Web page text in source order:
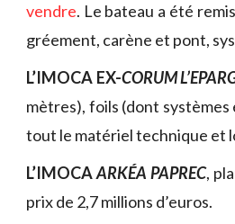
vendre. Le bateau a été
gréement, carène et pont,
L’IMOCA EX-CORUM
mètres), foils (dont
tout le matériel technique et
L’IMOCAARKÉA PAPREC,
prix de 2,7 millions d’euros.